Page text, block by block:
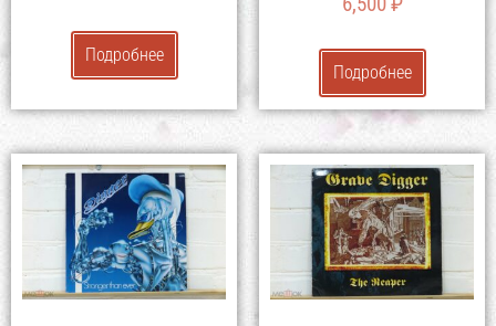
Подробнее
Подробнее